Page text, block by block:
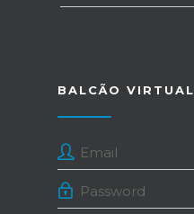
BALCÃO VIRTUAL